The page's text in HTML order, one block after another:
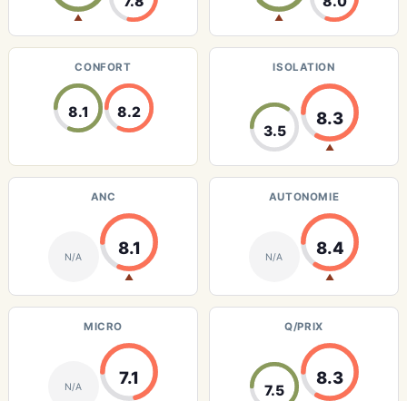
▲ ▲
CONFORT
8.1 8.2
ISOLATION
3.5
8.3
▲
ANC
N/A 8.1
▲
AUTONOMIE
N/A 8.4
▲
MICRO
N/A 7.1
Q/PRIX
7.5
8.3